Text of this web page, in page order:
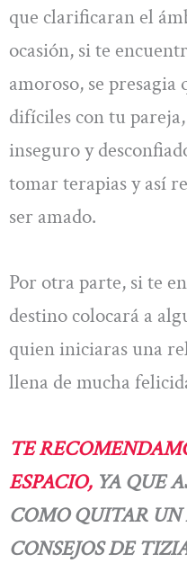
que clarificaran el
ocasión, si te
amoroso, se
difíciles con tu
inseguro y
tomar terapias y así
ser amado.
Por otra parte, si te
destino colocará a
quien iniciaras una
llena de mucha
TE
ESPACIO,YA QUE
COMO QUITAR
CONSEJOS DE